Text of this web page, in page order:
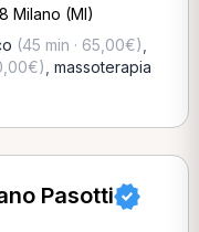
Milano (MI)
(45 min · 65,00€)
massoterapia
Pasotti